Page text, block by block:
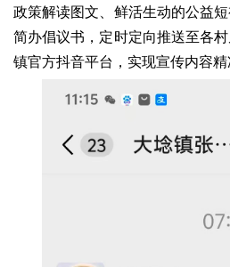
政策解读图文、鲜活生动的公益
简办倡议书，定时定向推送至各
镇官方抖音平台，实现宣传内容精